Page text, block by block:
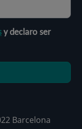
y declaro ser
Barcelona